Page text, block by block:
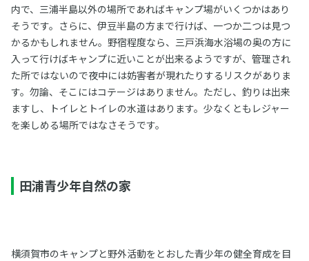
内で、三浦半島以外の場所であればキャンプ場がいくつかはあり
そうです。さらに、伊豆半島の方まで行けば、一つか二つは見つ
かるかもしれません。野宿程度なら、三戸浜海水浴場の奥の方に
入って行けばキャンプに近いことが出来るようですが、管理され
た所ではないので夜中には妨害者が現れたりするリスクがありま
す。勿論、そこにはコテージはありません。ただし、釣りは出来
ますし、トイレとトイレの水道はあります。少なくともレジャー
を楽しめる場所ではなさそうです。
田浦青少年自然の家
横須賀市のキャンプと野外活動をとおした青少年の健全育成を目